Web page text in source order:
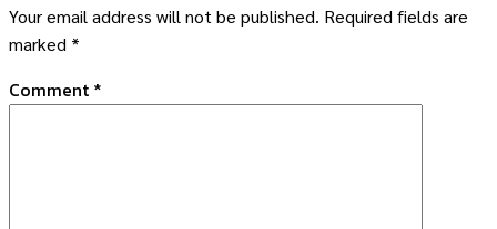
Your email address will not be published. Required fields are
marked *
Comment *